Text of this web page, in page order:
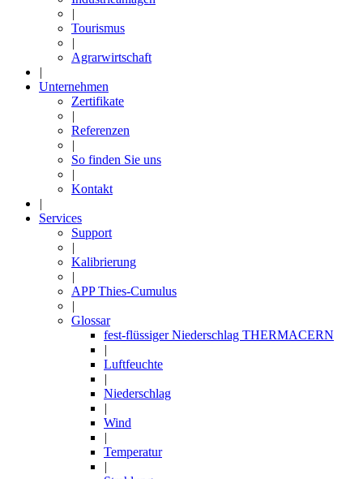
|
Tourismus
|
Agrarwirtschaft
|
Unternehmen
Zertifikate
|
Referenzen
|
So finden Sie uns
|
Kontakt
|
Services
Support
|
Kalibrierung
|
APP Thies-Cumulus
|
Glossar
fest-flüssiger Niederschlag THERMACERN
|
Luftfeuchte
|
Niederschlag
|
Wind
|
Temperatur
|